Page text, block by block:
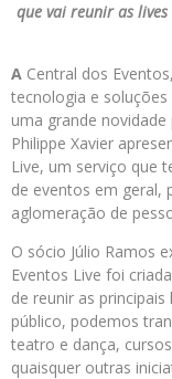
que vai reunir as
A Central dos
tecnologia e
uma grande
Philippe Xavier
Live, um serviço que
de eventos em geral,
aglomeração de
O sócio Júlio Ramos
Eventos Live foi
de reunir as
público, podemos
teatro e dança,
quaisquer outras